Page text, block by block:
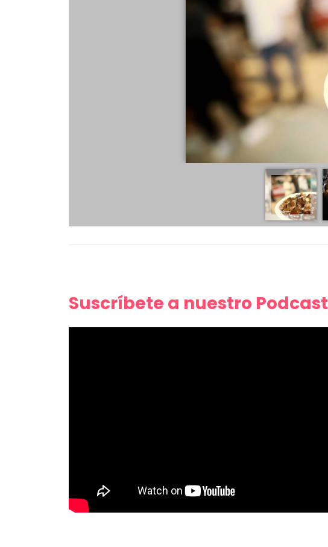
Suscríbete a nuestro Podcast